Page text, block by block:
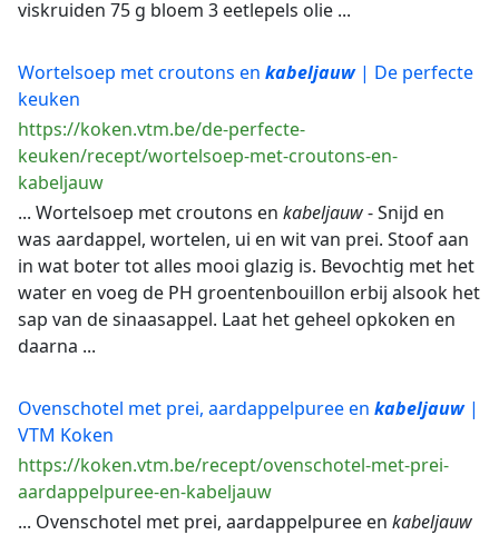
viskruiden 75 g bloem 3 eetlepels olie ...
Wortelsoep met croutons en kabeljauw| De perfecte
keuken
https://koken.vtm.be/de-perfecte-
keuken/recept/wortelsoep-met-croutons-en-
kabeljauw
... Wortelsoep met croutons en kabeljauw- Snijd en
was aardappel, wortelen, ui en wit van prei. Stoof aan
in wat boter tot alles mooi glazig is. Bevochtig met het
water en voeg de PH groentenbouillon erbij alsook het
sap van de sinaasappel. Laat het geheel opkoken en
daarna ...
Ovenschotel met prei, aardappelpuree en kabeljauw|
VTM Koken
https://koken.vtm.be/recept/ovenschotel-met-prei-
aardappelpuree-en-kabeljauw
... Ovenschotel met prei, aardappelpuree en kabeljauw